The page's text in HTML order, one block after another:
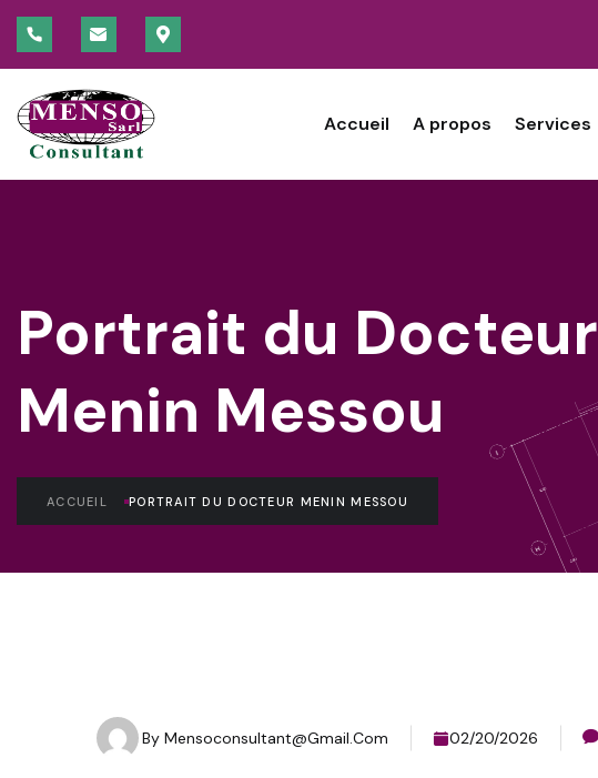
Accueil A propos Services
Portrait du Docteur
Menin Messou
ACCUEIL PORTRAIT DU DOCTEUR MENIN MESSOU
By Mensoconsultant@gmail.com 02/20/2026